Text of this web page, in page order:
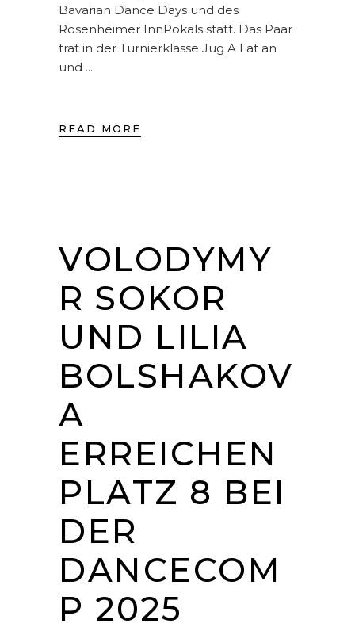
Bavarian Dance Days und des
Rosenheimer InnPokals statt. Das Paar
trat in der Turnierklasse Jug A Lat an
und
READ MORE
VOLODYMY
R SOKOR
UND LILIA
BOLSHAKOV
A
ERREICHEN
PLATZ 8 BEI
DER
DANCECOM
P 2025